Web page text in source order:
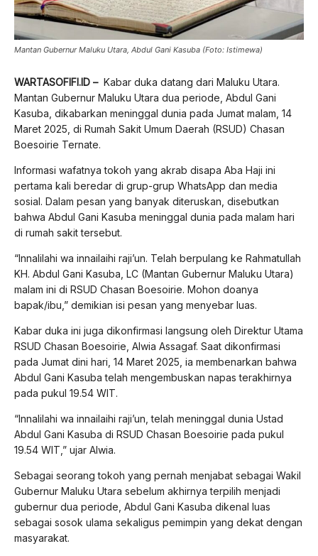
Mantan Gubernur Maluku Utara, Abdul Gani Kasuba (Foto: Istimewa)
WARTASOFIFI.ID – Kabar duka datang dari Maluku Utara.
Mantan Gubernur Maluku Utara dua periode, Abdul Gani
Kasuba, dikabarkan meninggal dunia pada Jumat malam, 14
Maret 2025, di Rumah Sakit Umum Daerah (RSUD) Chasan
Boesoirie Ternate.
Informasi wafatnya tokoh yang akrab disapa Aba Haji ini
pertama kali beredar di grup-grup WhatsApp dan media
sosial. Dalam pesan yang banyak diteruskan, disebutkan
bahwa Abdul Gani Kasuba meninggal dunia pada malam hari
di rumah sakit tersebut.
“Innalilahi wa innailaihi raji’un. Telah berpulang ke Rahmatullah
KH. Abdul Gani Kasuba, LC (Mantan Gubernur Maluku Utara)
malam ini di RSUD Chasan Boesoirie. Mohon doanya
bapak/ibu,” demikian isi pesan yang menyebar luas.
Kabar duka ini juga dikonfirmasi langsung oleh Direktur Utama
RSUD Chasan Boesoirie, Alwia Assagaf. Saat dikonfirmasi
pada Jumat dini hari, 14 Maret 2025, ia membenarkan bahwa
Abdul Gani Kasuba telah mengembuskan napas terakhirnya
pada pukul 19.54 WIT.
“Innalilahi wa innailaihi raji’un, telah meninggal dunia Ustad
Abdul Gani Kasuba di RSUD Chasan Boesoirie pada pukul
19.54 WIT,” ujar Alwia.
Sebagai seorang tokoh yang pernah menjabat sebagai Wakil
Gubernur Maluku Utara sebelum akhirnya terpilih menjadi
gubernur dua periode, Abdul Gani Kasuba dikenal luas
sebagai sosok ulama sekaligus pemimpin yang dekat dengan
masyarakat.